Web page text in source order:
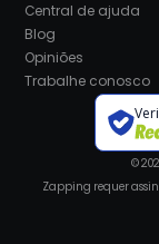
Central de ajuda
Blog
Opiniões
Trabalhe conosco
©
Zapping requer